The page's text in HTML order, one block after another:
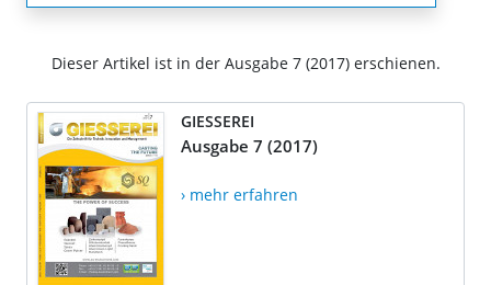
Dieser Artikel ist in der Ausgabe 7 (2017) erschienen.
GIESSEREI
Ausgabe 7 (2017)
› mehr erfahren